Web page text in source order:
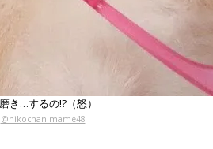
き…するの!?（怒）
@nikochan.mame48